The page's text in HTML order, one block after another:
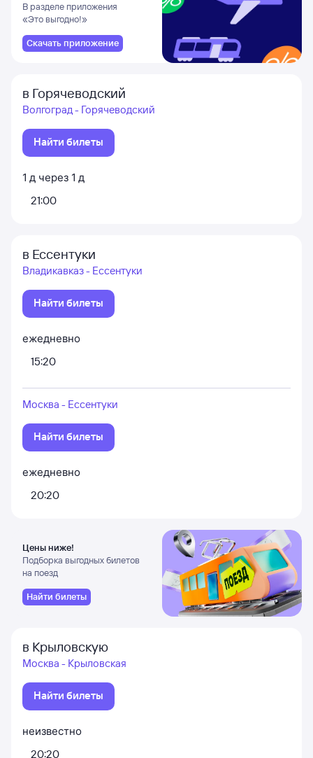
В разделе приложения
«Это выгодно!»
Скачать приложение
в Горячеводский
Волгоград - Горячеводский
Найти билеты
1 д через 1 д
21:00
в Ессентуки
Владикавказ - Ессентуки
Найти билеты
ежедневно
15:20
Москва - Ессентуки
Найти билеты
ежедневно
20:20
Цены ниже!
Подборка выгодных билетов
на поезд
Найти билеты
в Крыловскую
Москва - Крыловская
Найти билеты
неизвестно
20:20